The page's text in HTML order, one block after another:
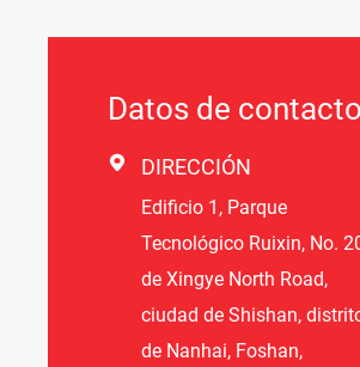
Datos de contacto
 DIRECCIÓN
Edificio 1, Parque
Tecnológico Ruixin, No.
de Xingye North Road,
ciudad de Shishan,
de Nanhai, Foshan,